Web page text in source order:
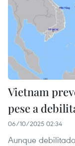
Vietnam
pese a
06/10/2025 02:34
Aunque